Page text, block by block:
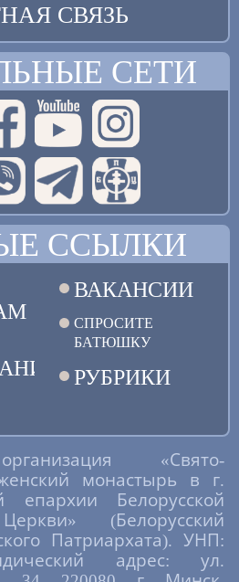
СВЯЗЬ
СЕТИ
ССЫЛКИ
ВАКАНСИИ
СПРОСИТЕ
БАТЮШКУ
РУБРИКИ
«Свято-
монастырь в г.
епархии Белорусской
(Белорусский
Патриархата). УНП:
адрес: ул.